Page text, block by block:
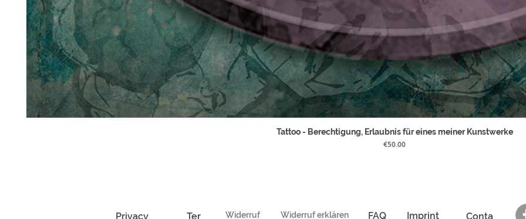
Tattoo - Berechtigung, Erlaubnis für eines meiner Kunstwerke
Price
€50.00
Privacy Ter Widerruf Widerruf erklären FAQ Imprint Conta